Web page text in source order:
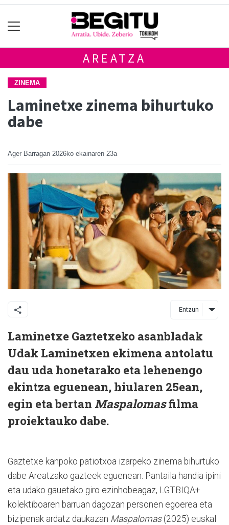
AREATZA
ZINEMA
Laminetxe zinema bihurtuko
dabe
Ager Barragan 2026ko ekainaren 23a
Entzun
Laminetxe Gaztetxeko asanbladak
Udak Laminetxen ekimena antolatu
dau uda honetarako eta lehenengo
ekintza eguenean, hiularen 25ean,
egin eta bertan Maspalomasfilma
proiektauko dabe.
Gaztetxe kanpoko patiotxoa izarpeko zinema bihurtuko
dabe Areatzako gazteek eguenean. Pantaila handia ipini
eta udako gauetako giro ezinhobeagaz, LGTBIQA+
kolektiboaren barruan dagozan personen egoerea eta
bizipenak ardatz daukazan Maspalomas(2025) euskal